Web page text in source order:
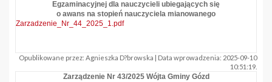
Egzaminacyjnej dla nauczycieli ubiegających się
o awans na stopień nauczyciela mianowanego
Zarzadzenie_Nr_44_2025_1.pdf
Opublikowane przez: Agnieszka D?browska | Data wprowadzenia: 2025-09-10
10:51:19.
Zarządzenie Nr 43/2025 Wójta Gminy Gózd